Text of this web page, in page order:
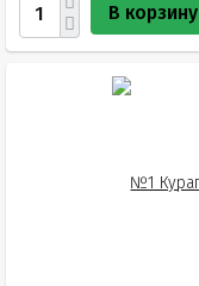
В корзину